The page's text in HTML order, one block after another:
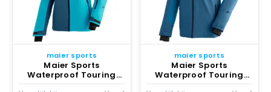
maier sports
Maier Sports
Waterproof Touring
Nuria Jas Viridian /
maier sports
Maier Sports
Waterproof Touring
Pajares Jas Blauw